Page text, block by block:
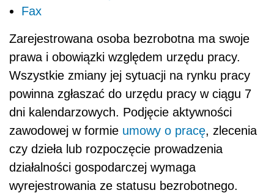
Fax
Zarejestrowana osoba bezrobotna ma swoje
prawa i obowiązki względem urzędu pracy.
Wszystkie zmiany jej sytuacji na rynku pracy
powinna zgłaszać do urzędu pracy w ciągu 7
dni kalendarzowych. Podjęcie aktywności
zawodowej w formie umowy o pracę, zlecenia
czy dzieła lub rozpoczęcie prowadzenia
działalności gospodarczej wymaga
wyrejestrowania ze statusu bezrobotnego.